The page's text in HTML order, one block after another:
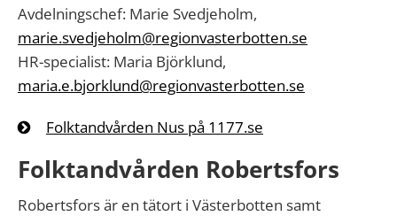
Avdelningschef: Marie Svedjeholm,
marie.svedjeholm@regionvasterbotten.se
HR-specialist: Maria Björklund,
maria.e.bjorklund@regionvasterbotten.se
Folktandvården Nus på 1177.se
Folktandvården Robertsfors
Robertsfors är en tätort i Västerbotten samt